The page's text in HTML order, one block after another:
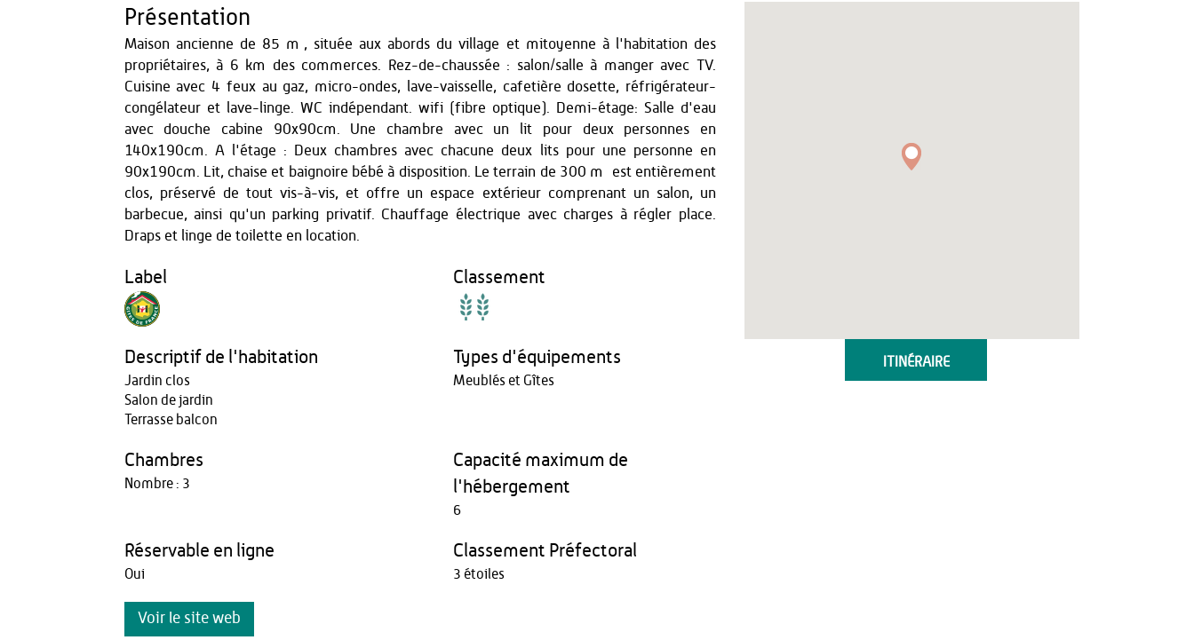
ITINÉRAIRE
Présentation
Maison ancienne de 85 m², située aux abords du village et mitoyenne à l'habitation des
propriétaires, à 6 km des commerces. Rez-de-chaussée : salon/salle à manger avec TV.
Cuisine avec 4 feux au gaz, micro-ondes, lave-vaisselle, cafetière dosette, réfrigérateur-
congélateur et lave-linge. WC indépendant. wifi (fibre optique). Demi-étage: Salle d'eau
avec douche cabine 90x90cm. Une chambre avec un lit pour deux personnes en
140x190cm. A l'étage : Deux chambres avec chacune deux lits pour une personne en
90x190cm. Lit, chaise et baignoire bébé à disposition. Le terrain de 300 m² est entièrement
clos, préservé de tout vis-à-vis, et offre un espace extérieur comprenant un salon, un
barbecue, ainsi qu'un parking privatif. Chauffage électrique avec charges à régler place.
Draps et linge de toilette en location.
Label Classement
Descriptif de l'habitation
Jardin clos
Salon de jardin
Terrasse balcon
Types d'équipements
Meublés et Gîtes
Chambres
Nombre : 3
Capacité maximum de
l'hébergement
6
Réservable en ligne
Oui
Classement Préfectoral
3 étoiles
Voir le site web